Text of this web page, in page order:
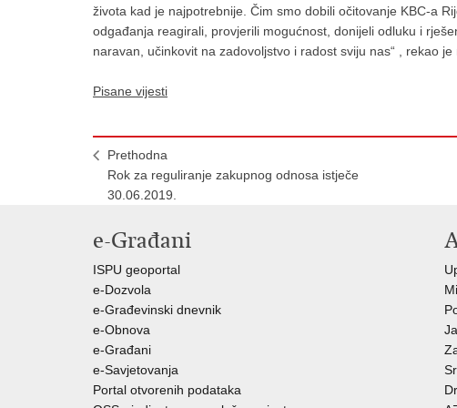
života kad je najpotrebnije. Čim smo dobili očitovanje KBC-a
odgađanja reagirali, provjerili mogućnost, donijeli odluku i
naravan, učinkovit na zadovoljstvo i radost sviju nas“ , rekao
Pisane vijesti
Prethodna
Rok za reguliranje zakupnog odnosa istječe
30.06.2019.
e-Građani
ISPU geoportal
e-Dozvola
e-Građevinski dnevnik
e-Obnova
e-Građani
e-Savjetovanja
Portal otvorenih podataka